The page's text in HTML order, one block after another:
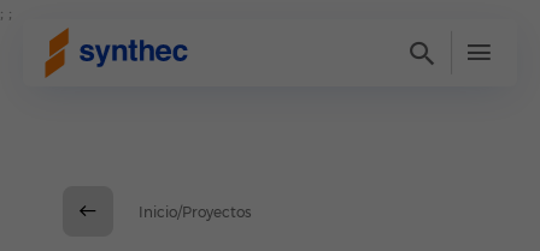
; ;
Inicio/Proyectos